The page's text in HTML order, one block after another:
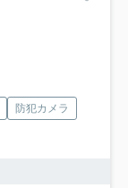
防犯カメラ